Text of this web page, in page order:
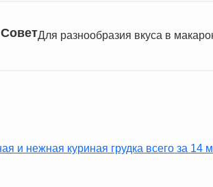
СоветДля разнообразия вкуса в